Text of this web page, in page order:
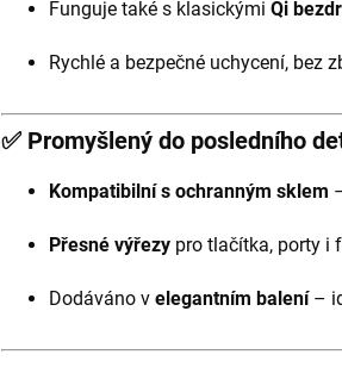
Funguje také s klasickými Qi
Rychlé a bezpečné uchycení, bez
✅ Promyšlený do posledního
Kompatibilní s ochranným sklem
Přesné výřezy pro tlačítka, porty i
Dodáváno v elegantním balení–